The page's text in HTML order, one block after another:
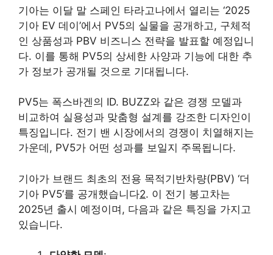
기아는 이달 말 스페인 타라고나에서 열리는 ‘2025
기아 EV 데이’에서 PV5의 실물을 공개하고, 구체적
인 상품성과 PBV 비즈니스 전략을 발표할 예정입니
다. 이를 통해 PV5의 상세한 사양과 기능에 대한 추
가 정보가 공개될 것으로 기대됩니다.
PV5는 폭스바겐의 ID. BUZZ와 같은 경쟁 모델과
비교하여 실용성과 맞춤형 설계를 강조한 디자인이
특징입니다. 전기 밴 시장에서의 경쟁이 치열해지는
가운데, PV5가 어떤 성과를 보일지 주목됩니다.
기아가 브랜드 최초의 전용 목적기반차량(PBV) ‘더
기아 PV5’를 공개했습니다2. 이 전기 봉고차는
2025년 출시 예정이며, 다음과 같은 특징을 가지고
있습니다.